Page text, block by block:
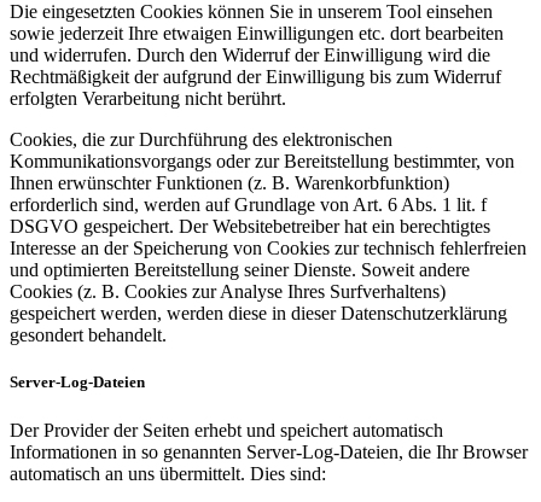
Die eingesetzten Cookies können Sie in unserem Tool einsehen
sowie jederzeit Ihre etwaigen Einwilligungen etc. dort bearbeiten
und widerrufen. Durch den Widerruf der Einwilligung wird die
Rechtmäßigkeit der aufgrund der Einwilligung bis zum Widerruf
erfolgten Verarbeitung nicht berührt.
Cookies, die zur Durchführung des elektronischen
Kommunikationsvorgangs oder zur Bereitstellung bestimmter, von
Ihnen erwünschter Funktionen (z. B. Warenkorbfunktion)
erforderlich sind, werden auf Grundlage von Art. 6 Abs. 1 lit. f
DSGVO gespeichert. Der Websitebetreiber hat ein berechtigtes
Interesse an der Speicherung von Cookies zur technisch fehlerfreien
und optimierten Bereitstellung seiner Dienste. Soweit andere
Cookies (z. B. Cookies zur Analyse Ihres Surfverhaltens)
gespeichert werden, werden diese in dieser Datenschutzerklärung
gesondert behandelt.
Server-Log-Dateien
Der Provider der Seiten erhebt und speichert automatisch
Informationen in so genannten Server-Log-Dateien, die Ihr Browser
automatisch an uns übermittelt. Dies sind: